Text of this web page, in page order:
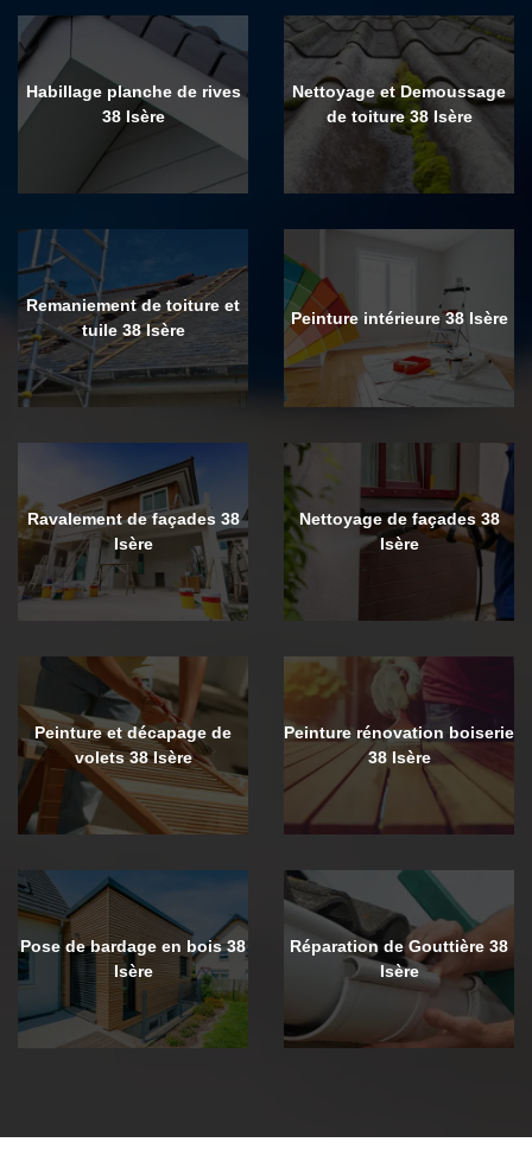
Habillage planche de rives
38 Isère
Nettoyage et Demoussage
de toiture 38 Isère
Remaniement de toiture et
tuile 38 Isère
Peinture intérieure 38 Isère
Ravalement de façades 38
Isère
Nettoyage de façades 38
Isère
Peinture et décapage de
volets 38 Isère
Peinture rénovation boiserie
38 Isère
Pose de bardage en bois 38
Isère
Réparation de Gouttière 38
Isère